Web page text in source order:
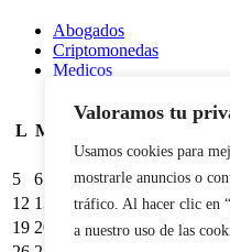
Valoramos tu
Usamos cookies para
mostrarle anuncios o
tráfico. Al hacer clic en
a nuestro uso de las
Abogados
Criptomonedas
Medicos
junio 2023
L M
1
2 3
4
5
6 8 9 10 11
12 13 15 16 17 18
19 20 22 23 24 25